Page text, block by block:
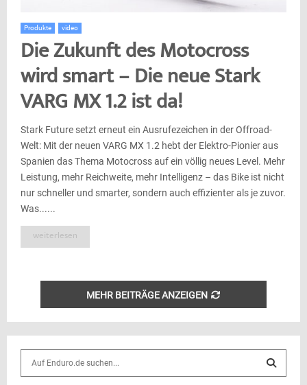
Produkte video
Die Zukunft des Motocross
wird smart – Die neue Stark
VARG MX 1.2 ist da!
Stark Future setzt erneut ein Ausrufezeichen in der Offroad-
Welt: Mit der neuen VARG MX 1.2 hebt der Elektro-Pionier aus
Spanien das Thema Motocross auf ein völlig neues Level. Mehr
Leistung, mehr Reichweite, mehr Intelligenz – das Bike ist nicht
nur schneller und smarter, sondern auch effizienter als je zuvor.
Was......
weiterlesen
MEHR BEITRÄGE ANZEIGEN